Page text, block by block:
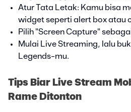
Atur Tata Letak: Kamu bisa
widget seperti alert box atau
Pilih "Screen Capture"
Mulai Live Streaming, lalu
Legends-mu.
Tips Biar Live Stream
Rame Ditonton